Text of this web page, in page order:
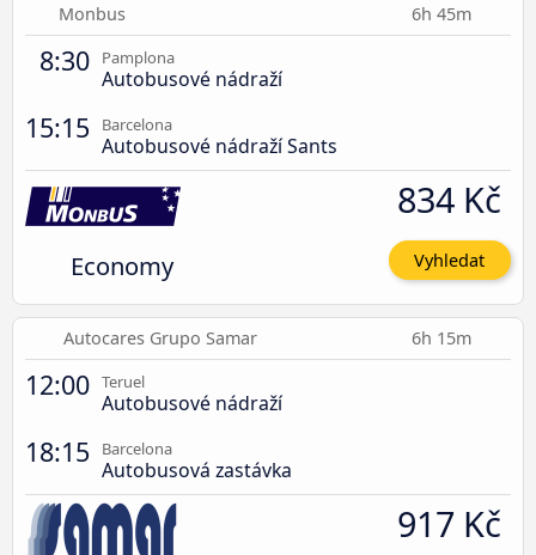
Monbus 6h 45m
8:30 Pamplona
Autobusové nádraží
15:15 Barcelona
Autobusové nádraží Sants
Economy
834 Kč
Vyhledat
Autocares Grupo Samar 6h 15m
12:00 Teruel
Autobusové nádraží
18:15 Barcelona
Autobusová zastávka
917 Kč